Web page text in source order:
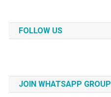
FOLLOW US
JOIN WHATSAPP GROUP